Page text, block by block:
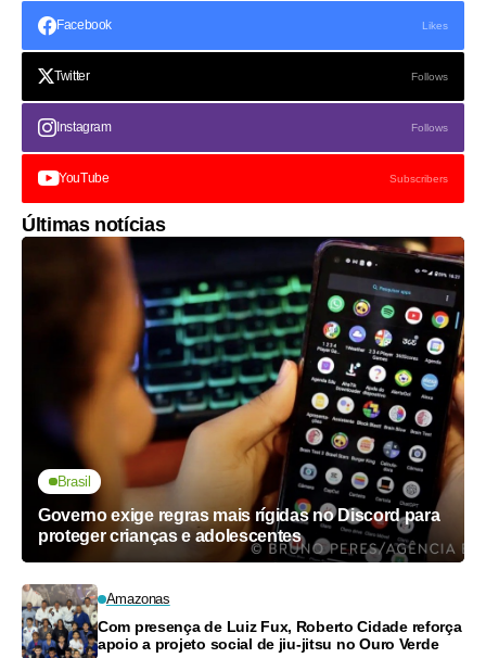
Facebook Likes
Twitter Follows
Instagram Follows
YouTube Subscribers
Últimas notícias
Brasil
Governo exige regras mais rígidas no Discord para
proteger crianças e adolescentes
Amazonas
Com presença de Luiz Fux, Roberto Cidade reforça
apoio a projeto social de jiu-jitsu no Ouro Verde